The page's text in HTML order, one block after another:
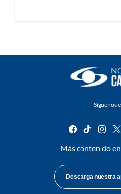
Síguenos
facebook
tiktok
Más contenido en
Descarga nuestra